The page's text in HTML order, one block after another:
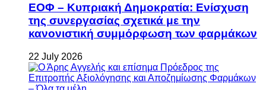
ΕΟΦ – Κυπριακή Δημοκρατία: Ενίσχυση
της συνεργασίας σχετικά με την
κανονιστική συμμόρφωση των φαρμάκων
22 July 2026